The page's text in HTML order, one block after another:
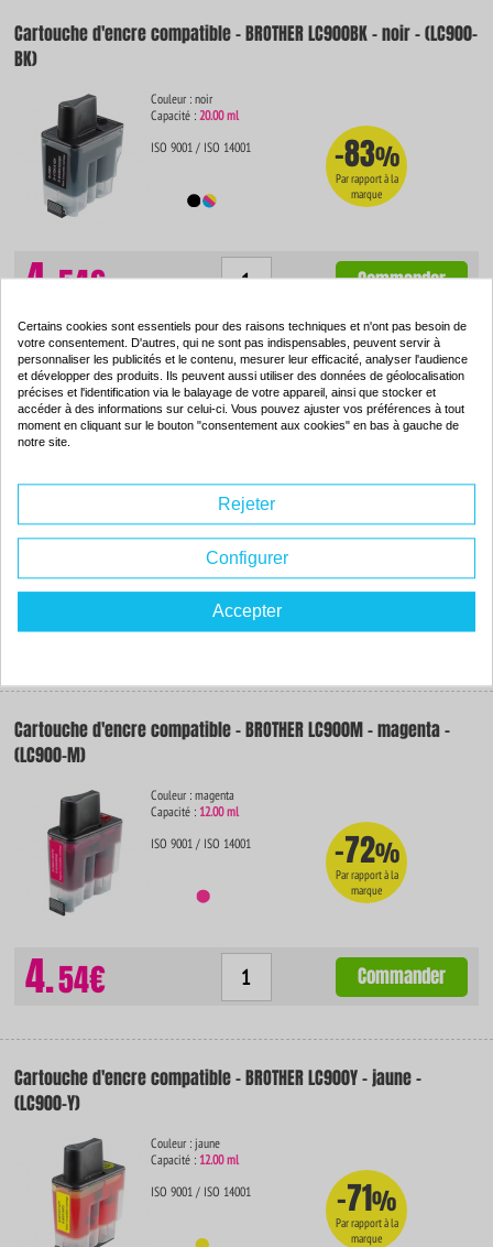
Cartouche d'encre compatible - BROTHER LC900BK - noir - (LC900-
BK)
Couleur : noir
Capacité :20.00 ml
ISO 9001 / ISO 14001
-83%
Par rapport à la
marque
4.54€ Commander
Cartouche d'encre compatible - BROTHER LC900C - cyan - (LC900-
C)
ISO 9001 / ISO 14001
Par rapport à la
marque
4.54€ Commander
Cartouche d'encre compatible - BROTHER LC900M - magenta -
(LC900-M)
Couleur : magenta
Capacité : 12.00 ml
ISO 9001 / ISO 14001
-72%
Par rapport à la
marque
4.54€ Commander
Cartouche d'encre compatible - BROTHER LC900Y - jaune -
(LC900-Y)
Couleur : jaune
Capacité : 12.00 ml
ISO 9001 / ISO 14001
-71%
Par rapport à la
marque
Certains cookies sont essentiels pour des raisons techniques et n'ont pas besoin de
votre consentement. D'autres, qui ne sont pas indispensables, peuvent servir à
personnaliser les publicités et le contenu, mesurer leur efficacité, analyser l'audience
et développer des produits. Ils peuvent aussi utiliser des données de géolocalisation
précises et l'identification via le balayage de votre appareil, ainsi que stocker et
accéder à des informations sur celui-ci. Vous pouvez ajuster vos préférences à tout
moment en cliquant sur le bouton "consentement aux cookies" en bas à gauche de
notre site.
Rejeter
Configurer
Accepter